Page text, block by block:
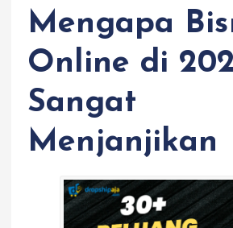
Mengapa
Online di
Sangat
Menjanjikan